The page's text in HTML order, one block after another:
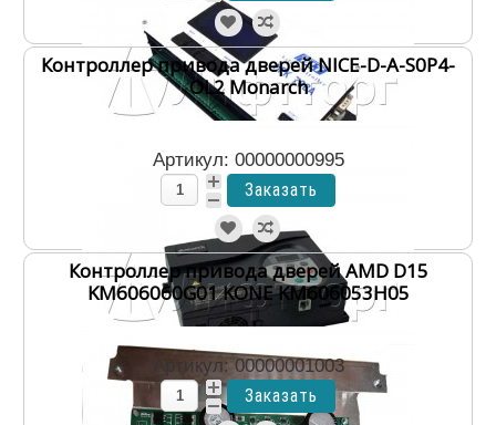
Контроллер привода дверей NICE-D-A-S0P4-
OL2 Monarch
Артикул: 00000000995
Контроллер привода дверей AMD D15
KM606060G01 KONE KM606053H05
Артикул: 00000001003